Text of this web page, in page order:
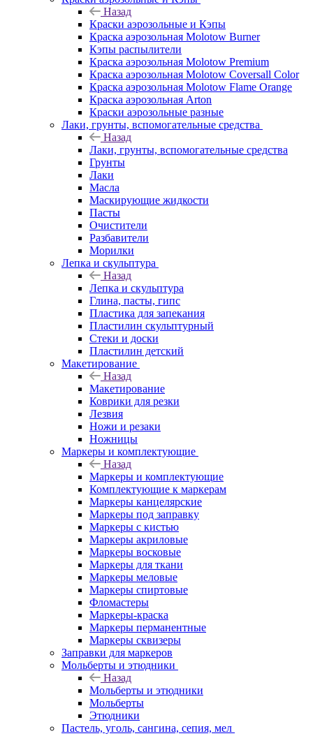
Назад
Краски аэрозольные и Кэпы
Краска аэрозольная Molotow Burner
Кэпы распылители
Краска аэрозольная Molotow Premium
Краска аэрозольная Molotow Coversall Color
Краска аэрозольная Molotow Flame Orange
Краска аэрозольная Arton
Краски аэрозольные разные
Лаки, грунты, вспомогательные средства
Назад
Лаки, грунты, вспомогательные средства
Грунты
Лаки
Масла
Маскирующие жидкости
Пасты
Очистители
Разбавители
Морилки
Лепка и скульптура
Назад
Лепка и скульптура
Глина, пасты, гипс
Пластика для запекания
Пластилин скульптурный
Стеки и доски
Пластилин детский
Макетирование
Назад
Макетирование
Коврики для резки
Лезвия
Ножи и резаки
Ножницы
Маркеры и комплектующие
Назад
Маркеры и комплектующие
Комплектующие к маркерам
Маркеры канцелярские
Маркеры под заправку
Маркеры с кистью
Маркеры акриловые
Маркеры восковые
Маркеры для ткани
Маркеры меловые
Маркеры спиртовые
Фломастеры
Маркеры-краска
Маркеры перманентные
Маркеры сквизеры
Заправки для маркеров
Мольберты и этюдники
Назад
Мольберты и этюдники
Мольберты
Этюдники
Пастель, уголь, сангина, сепия, мел